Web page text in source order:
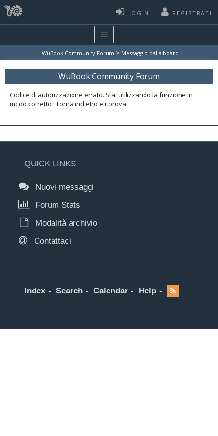
LOGIN REGISTRATI
WuBook Community Forum > Messaggio dalla board
WuBook Community Forum
Codice di autorizzazione errato. Stai utilizzando la funzione in
modo corretto? Torna indietro e riprova.
QUICK LINKS
Nuovi messaggi
Forum Stats
Modalità archivio
Contattaci
Index Search Calendar Help